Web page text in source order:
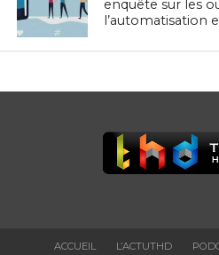
enquête sur les
l’automatisation
ACCUEIL L’ACTUTHD